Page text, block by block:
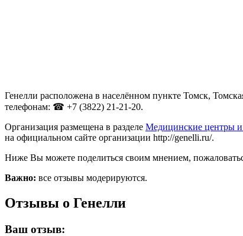
Генелли расположена в населённом пункте Томск,
телефонам: ☎ +7 (3822) 21-21-20.
Организация размещена в разделе Медицинские центры
на официальном сайте организации http://genelli.ru/.
Ниже Вы можете поделиться своим мнением,
Важно: все отзывы модерируются.
Отзывы о Генелли
Ваш отзыв: